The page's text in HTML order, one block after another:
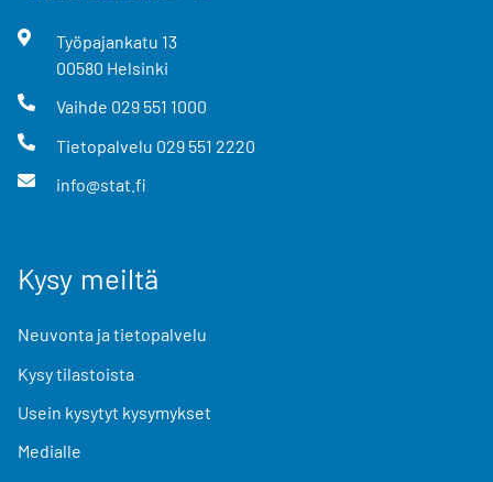
Työpajankatu 13
00580 Helsinki
Vaihde 029 551 1000
Tietopalvelu 029 551 2220
info@stat.fi
Kysy meiltä
Neuvonta ja tietopalvelu
Kysy tilastoista
Usein kysytyt kysymykset
Medialle